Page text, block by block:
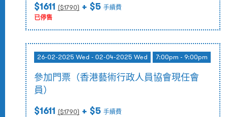
$1611 ($1790) + $5 手續費
已停售
26-02-2025 Wed - 02-04-2025 Wed 7:00pm - 9:00pm
參加門票（香港藝術行政人員協會現任會
員）
$1611 ($1790) + $5 手續費